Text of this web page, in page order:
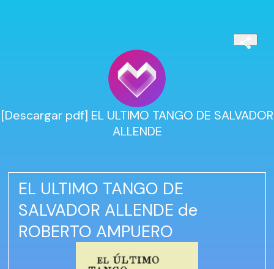
[Descargar pdf] EL ULTIMO TANGO DE SALVADOR
ALLENDE
EL ULTIMO TANGO DE
SALVADOR ALLENDE de
ROBERTO AMPUERO